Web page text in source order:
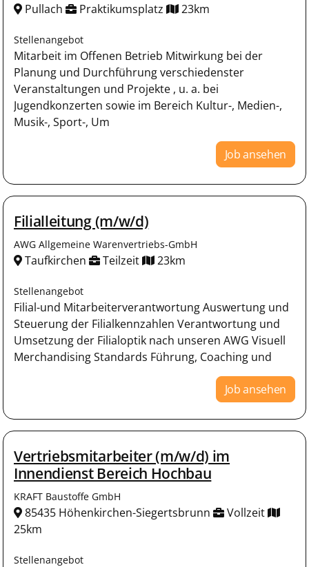
Pullach Praktikumsplatz 23km
Stellenangebot
Mitarbeit im Offenen Betrieb Mitwirkung bei der
Planung und Durchführung verschiedenster
Veranstaltungen und Projekte , u. a. bei
Jugendkonzerten sowie im Bereich Kultur-, Medien-,
Musik-, Sport-, Um
Job ansehen
Filialleitung (m/w/d)
AWG Allgemeine Warenvertriebs-GmbH
Taufkirchen Teilzeit 23km
Stellenangebot
Filial-und Mitarbeiterverantwortung Auswertung und
Steuerung der Filialkennzahlen Verantwortung und
Umsetzung der Filialoptik nach unseren AWG Visuell
Merchandising Standards Führung, Coaching und
Job ansehen
Vertriebsmitarbeiter (m/w/d) im
Innendienst Bereich Hochbau
KRAFT Baustoffe GmbH
85435 Höhenkirchen-Siegertsbrunn
Vollzeit
25km
Stellenangebot